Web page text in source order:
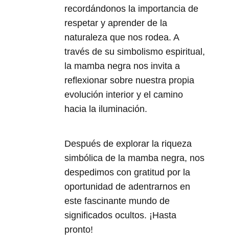
recordándonos la importancia de
respetar y aprender de la
naturaleza que nos rodea. A
través de su simbolismo espiritual,
la mamba negra nos invita a
reflexionar sobre nuestra propia
evolución interior y el camino
hacia la iluminación.
Después de explorar la riqueza
simbólica de la mamba negra, nos
despedimos con gratitud por la
oportunidad de adentrarnos en
este fascinante mundo de
significados ocultos. ¡Hasta
pronto!